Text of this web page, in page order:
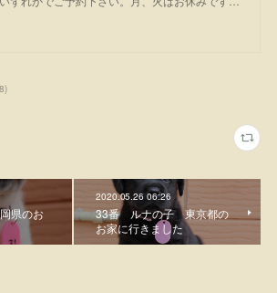
)
県のお
2020.05.26 06:26
33番 ルナの子 東京都の
お家に行きました